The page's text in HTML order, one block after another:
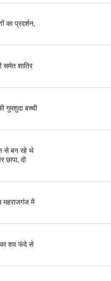
का प्रदर्शन,
समेत शातिर
गुमशुदा बच्ची
से बन रहे थे
छापा, दो
महराजगंज में
का शव फंदे से